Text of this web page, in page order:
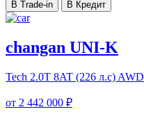
В Trade-in В Кредит
changan UNI-K
Tech 2.0T 8AT (226 л.с) AWD
от 2 442 000 ₽